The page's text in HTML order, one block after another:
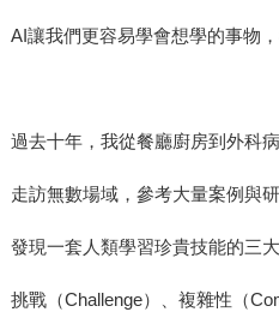
AI讓我們更容易學會想學的事物
過去十年，我從餐廳廚房到外科病
走訪無數場域，參考大量案例與研
發現一套人類學習珍貴技能的三
挑戰（Challenge）、複雜性（